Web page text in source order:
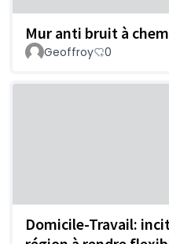
Mur anti bruit à
Geoffroy 0
Domicile-Travail: